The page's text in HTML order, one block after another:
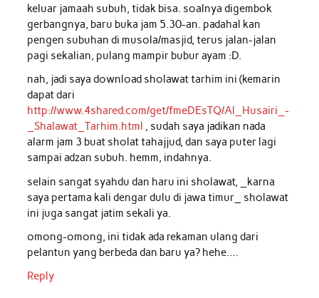
keluar jamaah subuh, tidak bisa. soalnya digembok
gerbangnya, baru buka jam 5.30-an. padahal kan
pengen subuhan di musola/masjid, terus jalan-jalan
pagi sekalian, pulang mampir bubur ayam :D.
nah, jadi saya download sholawat tarhim ini (kemarin
dapat dari
http://www.4shared.com/get/fmeDEsTQ/Al_Husairi_-
_Shalawat_Tarhim.html , sudah saya jadikan nada
alarm jam 3 buat sholat tahajjud, dan saya puter lagi
sampai adzan subuh. hemm, indahnya.
selain sangat syahdu dan haru ini sholawat, _karna
saya pertama kali dengar dulu di jawa timur_ sholawat
ini juga sangat jatim sekali ya.
omong-omong, ini tidak ada rekaman ulang dari
pelantun yang berbeda dan baru ya? hehe….
Reply